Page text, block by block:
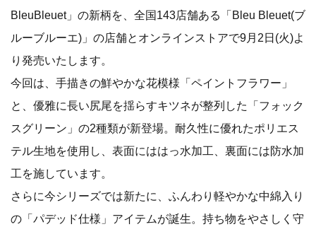
BleuBleuet」の新柄を、全国143店舗ある「Bleu Bleuet(ブ
ルーブルーエ)」の店舗とオンラインストアで9月2日(火)よ
り発売いたします。
今回は、手描きの鮮やかな花模様「ペイントフラワー」
と、優雅に長い尻尾を揺らすキツネが整列した「フォック
スグリーン」の2種類が新登場。耐久性に優れたポリエス
テル生地を使用し、表面にははっ水加工、裏面には防水加
工を施しています。
さらに今シリーズでは新たに、ふんわり軽やかな中綿入り
の「パデッド仕様」アイテムが誕生。持ち物をやさしく守